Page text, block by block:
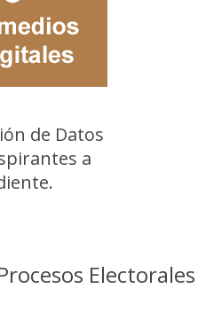
de Datos
a
.
Electorales